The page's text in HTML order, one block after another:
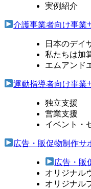
実例紹介
介護事業者向け事業
日本のデイ
私たちは加
エムアンド
運動指導者向け事業
独立支援
営業支援
イベント・
広告・販促物制作サ
広告・販
オリジナル
オリジナル